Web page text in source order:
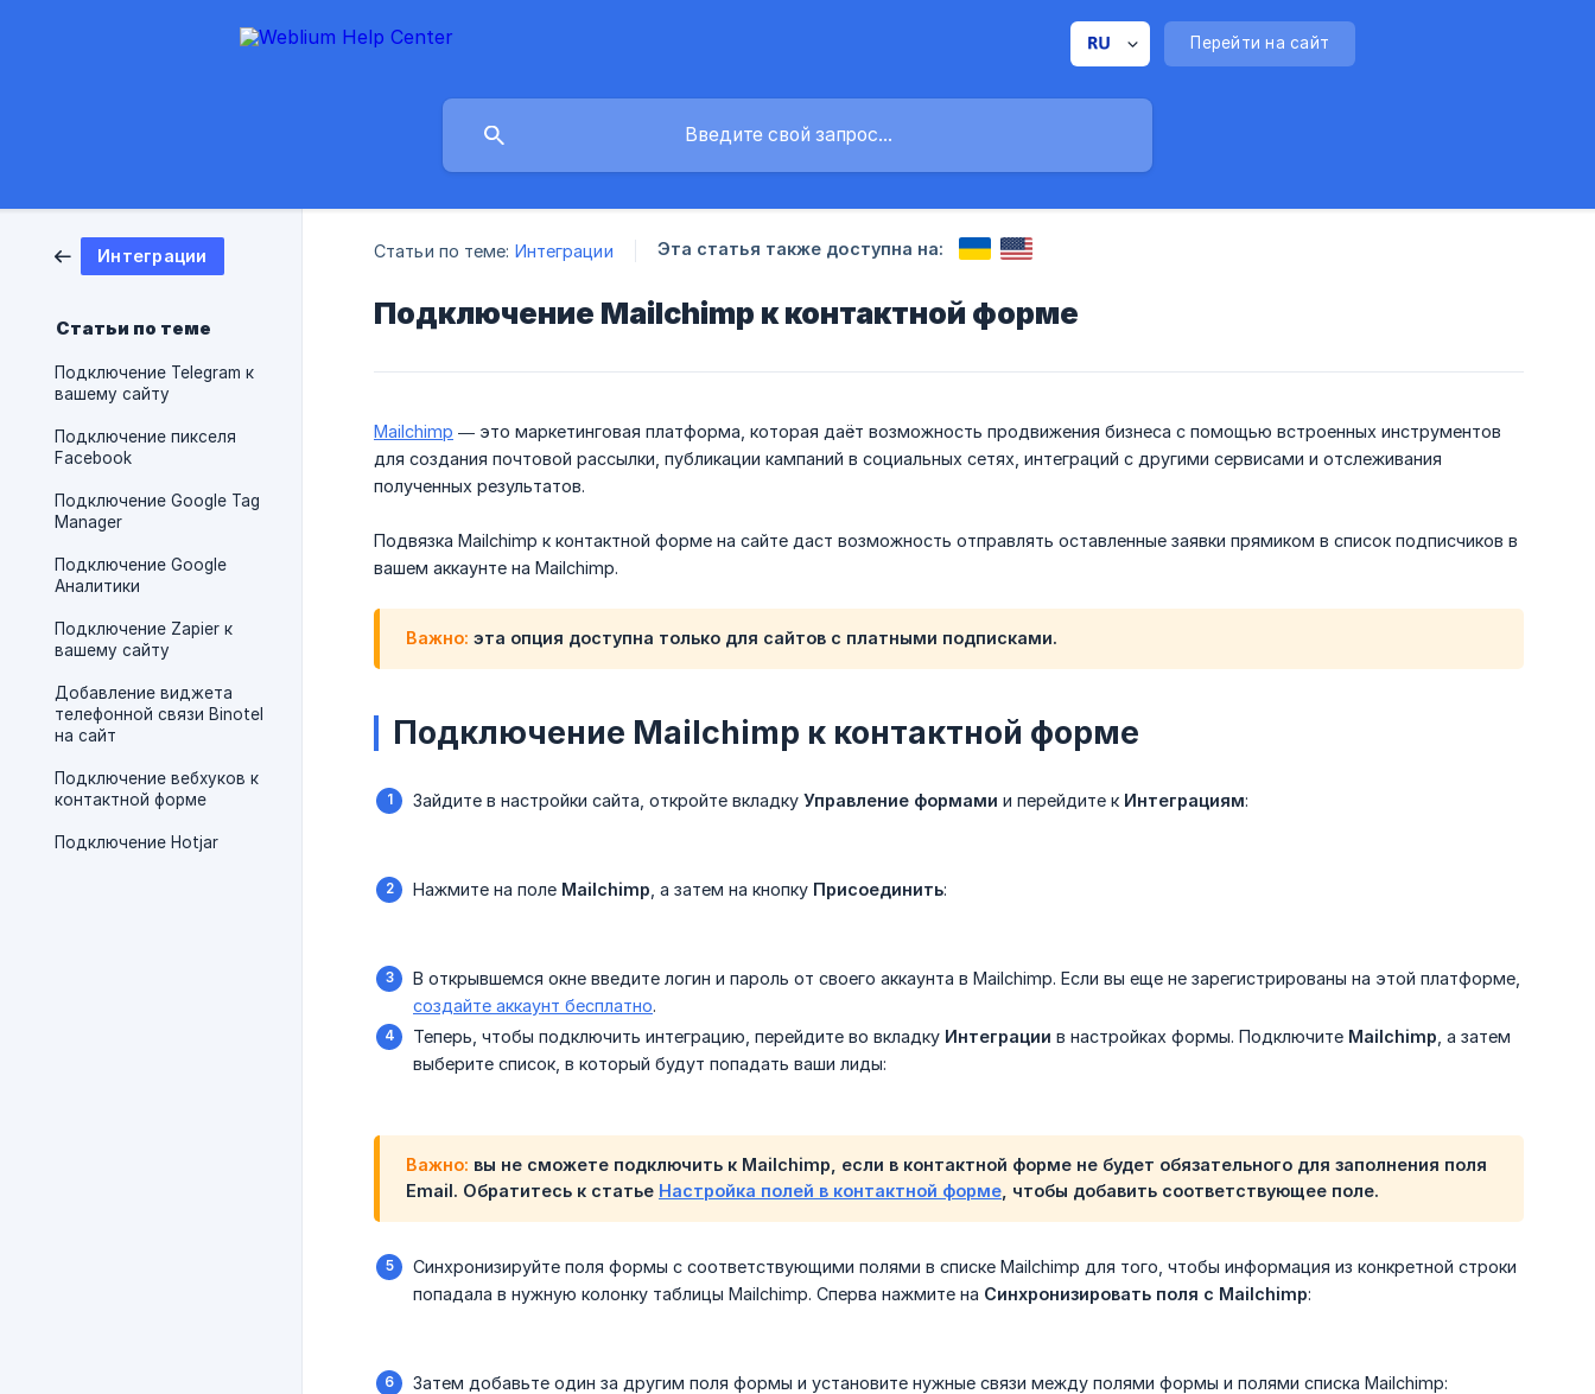
Перейти на сайт
Интеграции
Статьи по теме
Подключение Telegram к
вашему сайту
Подключение пикселя
Facebook
Подключение Google Tag
Manager
Подключение Google
Аналитики
Подключение Zapier к
вашему сайту
Добавление виджета
телефонной связи Binotel
на сайт
Подключение вебхуков к
контактной форме
Подключение Hotjar
Статьи по теме: Интеграции Эта статья также доступна на:
Подключение Mailchimp к контактной форме
Mailchimp — это маркетинговая платформа, которая даёт возможность продвижения бизнеса с помощью встроенных инструментов
для создания почтовой рассылки, публикации кампаний в социальных сетях, интеграций с другими сервисами и отслеживания
полученных результатов.
Подвязка Mailchimp к контактной форме на сайте даст возможность отправлять оставленные заявки прямиком в список подписчиков в
вашем аккаунте на Mailchimp.
Важно: эта опция доступна только для сайтов с платными подписками.
Подключение Mailchimp к контактной форме
Зайдите в настройки сайта, откройте вкладку Управление формами и перейдите к Интеграциям:
Нажмите на поле Mailchimp , а затем на кнопку Присоединить:
В открывшемся окне введите логин и пароль от своего аккаунта в Mailchimp. Если вы еще не зарегистрированы на этой платформе,
создайте аккаунт бесплатно.
Теперь, чтобы подключить интеграцию, перейдите во вкладку Интеграции в настройках формы. Подключите Mailchimp , а затем
выберите список, в который будут попадать ваши лиды:
Важно: вы не сможете подключить к Mailchimp, если в контактной форме не будет обязательного для заполнения поля
Email. Обратитесь к статье Настройка полей в контактной форме , чтобы добавить соответствующее поле.
Синхронизируйте поля формы с соответствующими полями в списке Mailchimp для того, чтобы информация из конкретной строки
попадала в нужную колонку таблицы Mailchimp. Сперва нажмите на Синхронизировать поля с Mailchimp:
Затем добавьте один за другим поля формы и установите нужные связи между полями формы и полями списка Mailchimp: